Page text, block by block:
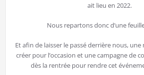
ait lieu en 2022.
Nous repartons donc d’une
Et afin de laisser le passé derrière nous,
créer pour l’occasion et une campagne de
dès la rentrée pour rendre cet